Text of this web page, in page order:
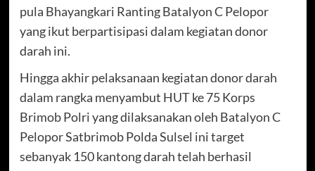
pula Bhayangkari Ranting Batalyon C Pelopor
yang ikut berpartisipasi dalam kegiatan donor
darah ini.
Hingga akhir pelaksanaan kegiatan donor darah
dalam rangka menyambut HUT ke 75 Korps
Brimob Polri yang dilaksanakan oleh Batalyon C
Pelopor Satbrimob Polda Sulsel ini target
sebanyak 150 kantong darah telah berhasil